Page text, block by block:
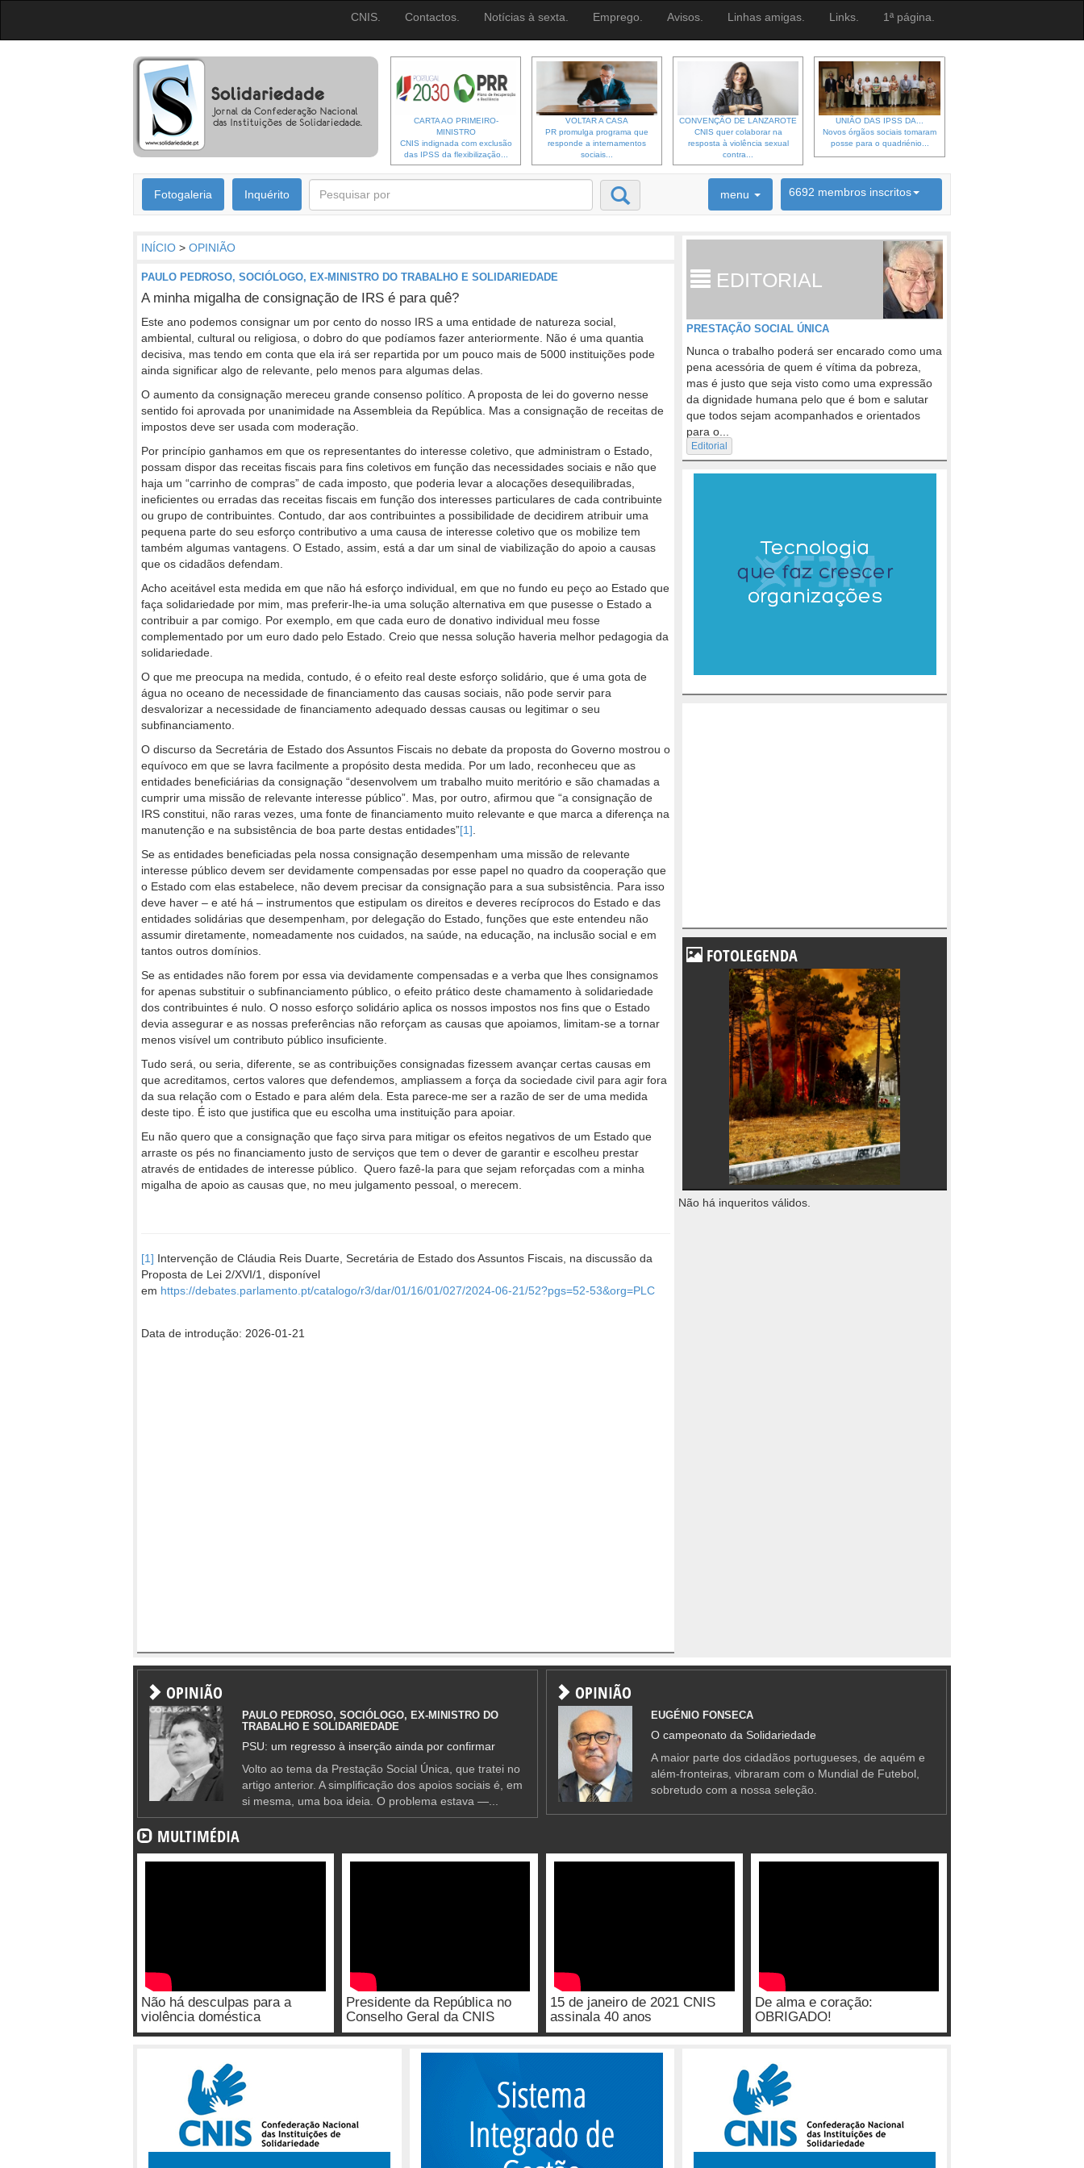
CNIS. Contactos. Notícias à sexta. Emprego. Avisos. Linhas amigas. Links. 1ª página.
CARTA AO PRIMEIRO-
MINISTRO
CNIS indignada com exclusão
das IPSS da flexibilização...
VOLTAR A CASA
PR promulga programa que
responde a internamentos
sociais...
CONVENÇÃO DE LANZAROTE
CNIS quer colaborar na
resposta à violência sexual
contra...
UNIÃO DAS IPSS DA...
Novos órgãos sociais tomaram
posse para o quadriénio...
Fotogaleria Inquérito menu 6692 membros inscritos
INÍCIO > OPINIÃO
PAULO PEDROSO, SOCIÓLOGO, EX-MINISTRO DO TRABALHO E SOLIDARIEDADE
A minha migalha de consignação de IRS é para quê?
Este ano podemos consignar um por cento do nosso IRS a uma entidade de natureza social,
ambiental, cultural ou religiosa, o dobro do que podíamos fazer anteriormente. Não é uma quantia
decisiva, mas tendo em conta que ela irá ser repartida por um pouco mais de 5000 instituições pode
ainda significar algo de relevante, pelo menos para algumas delas.
O aumento da consignação mereceu grande consenso político. A proposta de lei do governo nesse
sentido foi aprovada por unanimidade na Assembleia da República. Mas a consignação de receitas de
impostos deve ser usada com moderação.
Por princípio ganhamos em que os representantes do interesse coletivo, que administram o Estado,
possam dispor das receitas fiscais para fins coletivos em função das necessidades sociais e não que
haja um “carrinho de compras” de cada imposto, que poderia levar a alocações desequilibradas,
ineficientes ou erradas das receitas fiscais em função dos interesses particulares de cada contribuinte
ou grupo de contribuintes. Contudo, dar aos contribuintes a possibilidade de decidirem atribuir uma
pequena parte do seu esforço contributivo a uma causa de interesse coletivo que os mobilize tem
também algumas vantagens. O Estado, assim, está a dar um sinal de viabilização do apoio a causas
que os cidadãos defendam.
Acho aceitável esta medida em que não há esforço individual, em que no fundo eu peço ao Estado que
faça solidariedade por mim, mas preferir-lhe-ia uma solução alternativa em que pusesse o Estado a
contribuir a par comigo. Por exemplo, em que cada euro de donativo individual meu fosse
complementado por um euro dado pelo Estado. Creio que nessa solução haveria melhor pedagogia da
solidariedade.
O que me preocupa na medida, contudo, é o efeito real deste esforço solidário, que é uma gota de
água no oceano de necessidade de financiamento das causas sociais, não pode servir para
desvalorizar a necessidade de financiamento adequado dessas causas ou legitimar o seu
subfinanciamento.
O discurso da Secretária de Estado dos Assuntos Fiscais no debate da proposta do Governo mostrou o
equívoco em que se lavra facilmente a propósito desta medida. Por um lado, reconheceu que as
entidades beneficiárias da consignação “desenvolvem um trabalho muito meritório e são chamadas a
cumprir uma missão de relevante interesse público”. Mas, por outro, afirmou que “a consignação de
IRS constitui, não raras vezes, uma fonte de financiamento muito relevante e que marca a diferença na
manutenção e na subsistência de boa parte destas entidades”[1]
Se as entidades beneficiadas pela nossa consignação desempenham uma missão de relevante
interesse público devem ser devidamente compensadas por esse papel no quadro da cooperação que
o Estado com elas estabelece, não devem precisar da consignação para a sua subsistência. Para isso
deve haver – e até há – instrumentos que estipulam os direitos e deveres recíprocos do Estado e das
entidades solidárias que desempenham, por delegação do Estado, funções que este entendeu não
assumir diretamente, nomeadamente nos cuidados, na saúde, na educação, na inclusão social e em
tantos outros domínios.
Se as entidades não forem por essa via devidamente compensadas e a verba que lhes consignamos
for apenas substituir o subfinanciamento público, o efeito prático deste chamamento à solidariedade
dos contribuintes é nulo. O nosso esforço solidário aplica os nossos impostos nos fins que o Estado
devia assegurar e as nossas preferências não reforçam as causas que apoiamos, limitam-se a tornar
menos visível um contributo público insuficiente.
Tudo será, ou seria, diferente, se as contribuições consignadas fizessem avançar certas causas em
que acreditamos, certos valores que defendemos, ampliassem a força da sociedade civil para agir fora
da sua relação com o Estado e para além dela. Esta parece-me ser a razão de ser de uma medida
deste tipo. É isto que justifica que eu escolha uma instituição para apoiar.
Eu não quero que a consignação que faço sirva para mitigar os efeitos negativos de um Estado que
arraste os pés no financiamento justo de serviços que tem o dever de garantir e escolheu prestar
através de entidades de interesse público. Quero fazê-la para que sejam reforçadas com a minha
migalha de apoio as causas que, no meu julgamento pessoal, o merecem.
[1] Intervenção de Cláudia Reis Duarte, Secretária de Estado dos Assuntos Fiscais, na discussão da
Proposta de Lei 2/XVI/1, disponível
em https://debates.parlamento.pt/catalogo/r3/dar/01/16/01/027/2024-06-21/52?pgs=52-53&org=PLC
Data de introdução: 2026-01-21
EDITORIAL
PRESTAÇÃO SOCIAL ÚNICA
Nunca o trabalho poderá ser encarado como uma
pena acessória de quem é vítima da pobreza,
mas é justo que seja visto como uma expressão
da dignidade humana pelo que é bom e salutar
que todos sejam acompanhados e orientados
para o...
Editorial
FOTOLEGENDA
Não há inqueritos válidos.
OPINIÃO
PAULO PEDROSO, SOCIÓLOGO, EX-MINISTRO DO
TRABALHO E SOLIDARIEDADE
PSU: um regresso à inserção ainda por confirmar
Volto ao tema da Prestação Social Única, que tratei no
artigo anterior. A simplificação dos apoios sociais é, em
si mesma, uma boa ideia. O problema estava —...
OPINIÃO
EUGÉNIO FONSECA
O campeonato da Solidariedade
A maior parte dos cidadãos portugueses, de aquém e
além-fronteiras, vibraram com o Mundial de Futebol,
sobretudo com a nossa seleção.
MULTIMÉDIA
Não há desculpas para a
violência doméstica
Presidente da República no
Conselho Geral da CNIS
15 de janeiro de 2021 CNIS
assinala 40 anos
De alma e coração:
OBRIGADO!